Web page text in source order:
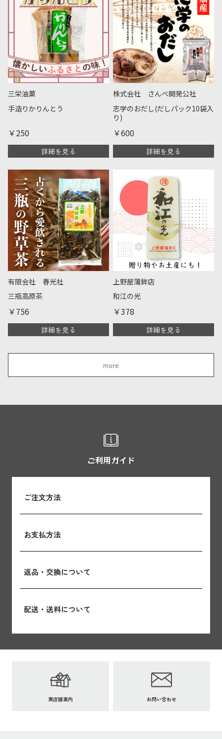
三栄油菓
手造りかりんとう
￥250
詳細を見る
株式会社 さんべ開発公社
志学のおだし(だしパック10袋入
り)
￥600
詳細を見る
有限会社 春光社
三瓶高原茶
￥756
詳細を見る
上野屋蒲鉾店
和江の光
￥378
詳細を見る
more
ご利用ガイド
ご注文方法
お支払方法
返品・交換について
配送・送料について
実店舗案内 お問い合わせ